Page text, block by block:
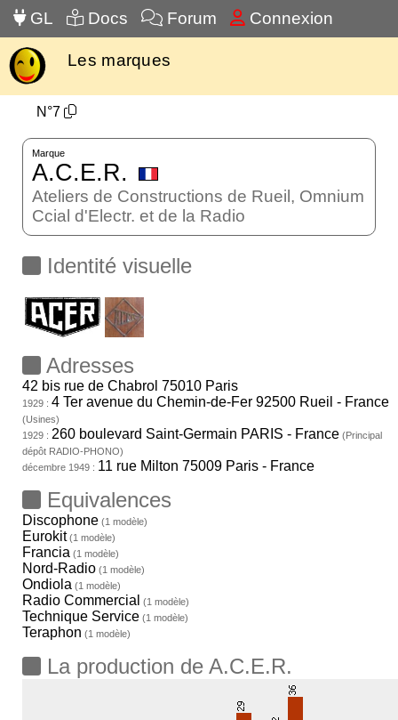
GL Docs Forum Connexion
Les marques
N°7
Marque
A.C.E.R.
Ateliers de Constructions de Rueil, Omnium
Ccial d'Electr. et de la Radio
Identité visuelle
Adresses
42 bis rue de Chabrol 75010 Paris
1929 : 4 Ter avenue du Chemin-de-Fer 92500 Rueil - France
(Usines)
1929 : 260 boulevard Saint-Germain PARIS - France (Principal
dépôt RADIO-PHONO)
décembre 1949 : 11 rue Milton 75009 Paris - France
Equivalences
Discophone (1 modèle)
Eurokit(1 modèle)
Francia (1 modèle)
Nord-Radio (1 modèle)
Ondiola (1 modèle)
Radio Commercial (1 modèle)
Technique Service (1 modèle)
Teraphon (1 modèle)
La production de A.C.E.R.